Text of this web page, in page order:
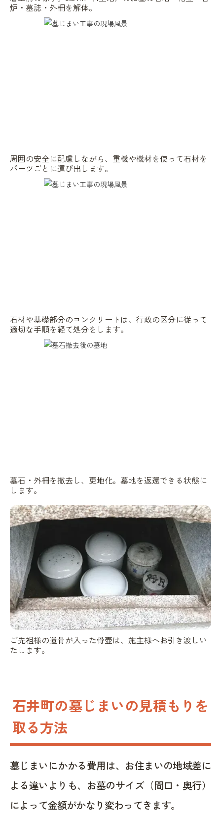
炉・墓誌・外柵を解体。
周囲の安全に配慮しながら、重機や機材を使って石材を
パーツごとに運び出します。
石材や基礎部分のコンクリートは、行政の区分に従って
適切な手順を経て処分をします。
墓石・外柵を撤去し、更地化。墓地を返還できる状態に
します。
ご先祖様の遺骨が入った骨壷は、施主様へお引き渡しい
たします。
石井町の墓じまいの見積もりを
取る方法
墓じまいにかかる費用は、お住まいの地域差に
よる違いよりも、お墓のサイズ（間口・奥行）
によって金額がかなり変わってきます。